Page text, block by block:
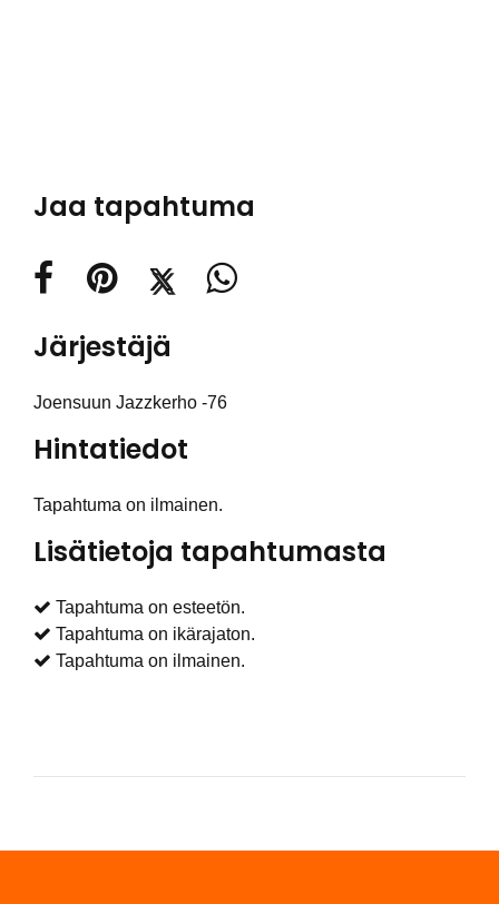
Jaa tapahtuma
Järjestäjä
Joensuun Jazzkerho -76
Hintatiedot
Tapahtuma on ilmainen.
Lisätietoja tapahtumasta
Tapahtuma on esteetön.
Tapahtuma on ikärajaton.
Tapahtuma on ilmainen.